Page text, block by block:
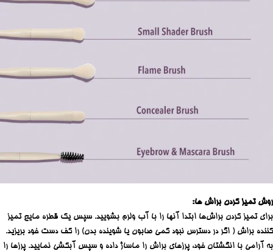
روش تمیز کردن براش ها:
برای تمیز کردن براش‌ها ابتدا آنها را با آب ولرم بشویید. سپس یک قطره مایع تمیز
کننده براش ( اگر در دسترس نبود کمی صابون یا شوینده بدن) را کف دست خود بریزید.
به آرامی با انگشتان خود، پرزهای براش را ماساژ داده و سپس آبکشی نمایید. پرزها را